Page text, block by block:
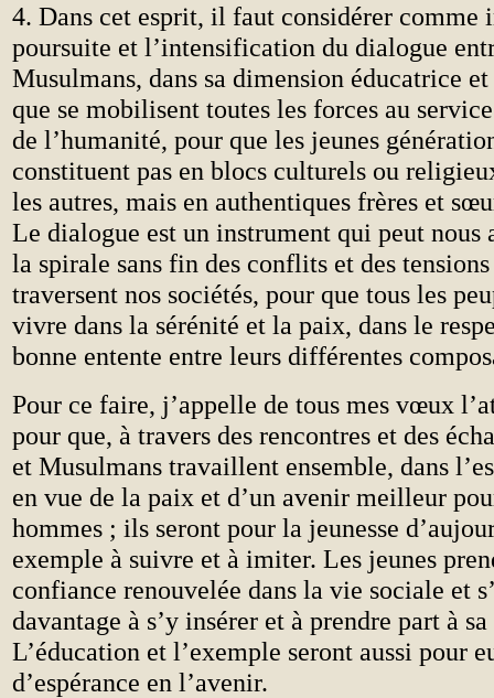
4. Dans cet esprit, il faut considérer comme
poursuite et l’intensification du dialogue
Musulmans, dans sa dimension éducatrice
que se mobilisent toutes les forces au
de l’humanité, pour que les jeunes
constituent pas en blocs culturels ou
les autres, mais en authentiques frères et
Le dialogue est un instrument qui peut nous
la spirale sans fin des conflits et des
traversent nos sociétés, pour que tous les
vivre dans la sérénité et la paix, dans le
bonne entente entre leurs différentes
Pour ce faire, j’appelle de tous mes vœux
pour que, à travers des rencontres et des
et Musulmans travaillent ensemble, dans
en vue de la paix et d’un avenir meilleur
hommes ; ils seront pour la jeunesse
exemple à suivre et à imiter. Les jeunes
confiance renouvelée dans la vie sociale et
davantage à s’y insérer et à prendre part à
L’éducation et l’exemple seront aussi pour
d’espérance en l’avenir.